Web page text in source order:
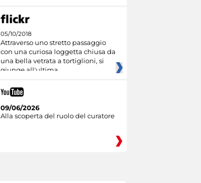
05/10/2018
Attraverso uno stretto passaggio
con una curiosa loggetta chiusa da
una bella vetrata a tortiglioni, si
giunge all'ultima
09/06/2026
Alla scoperta del ruolo del curatore